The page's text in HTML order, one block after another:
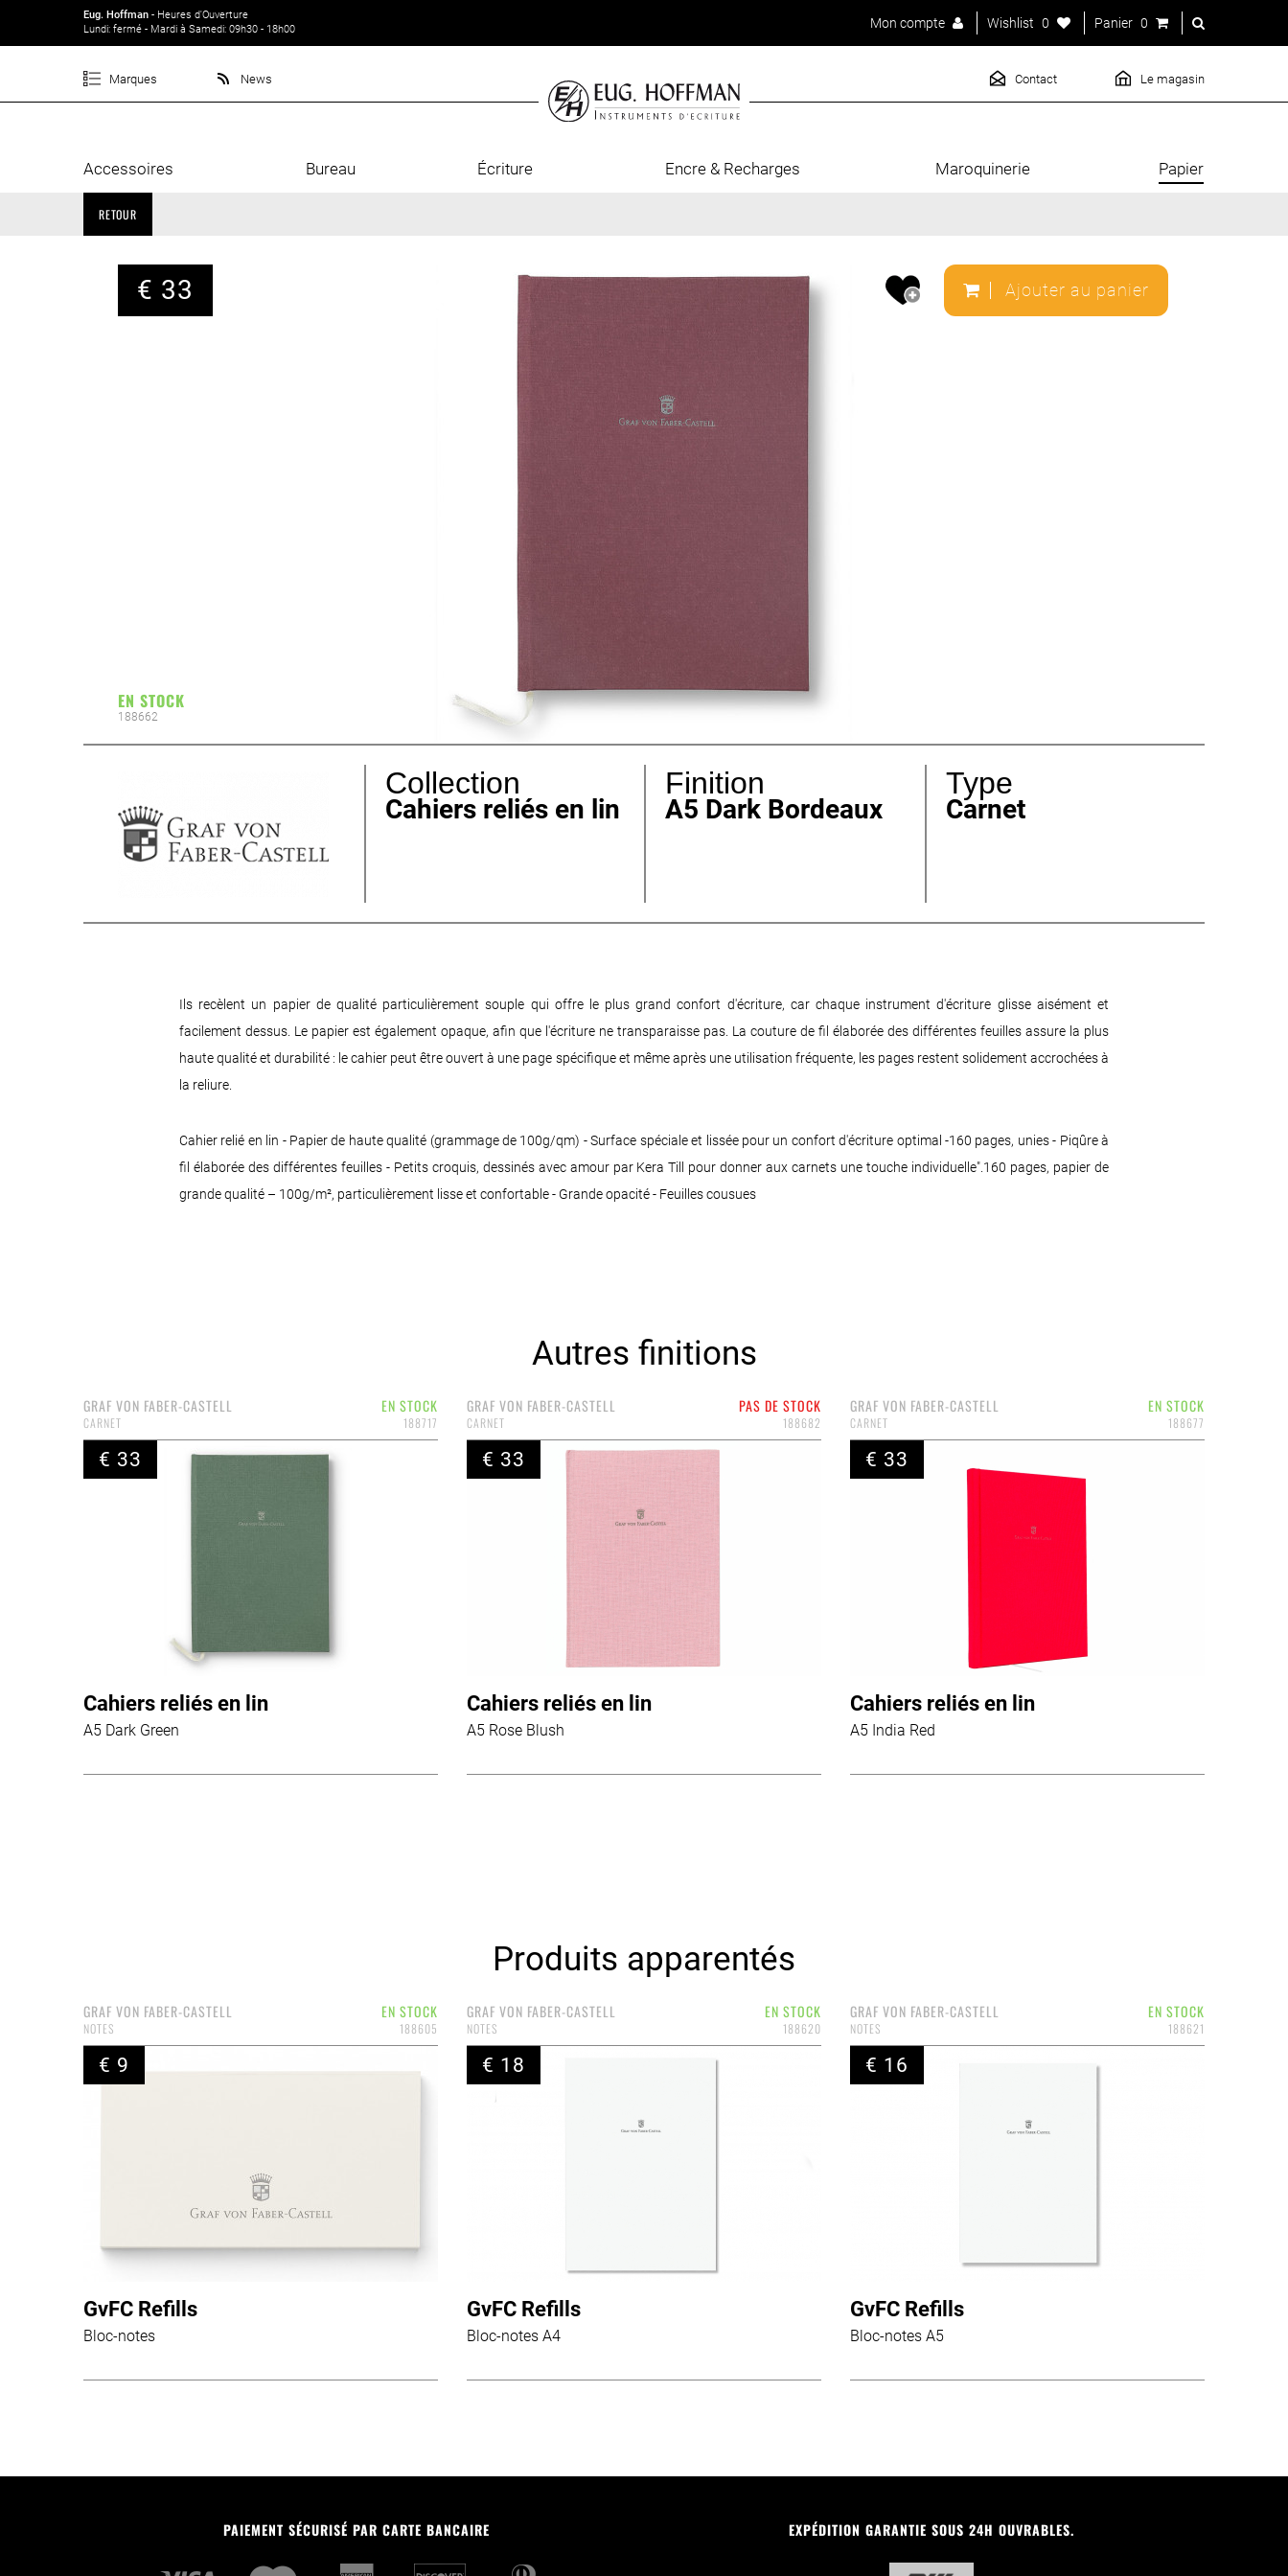
Eug. Hoffman - Heures d'Ouverture
Lundi: fermé - Mardi à Samedi: 09h30 - 18h00
Panier 0
Wishlist 0
Mon compte
Marques News Le magasin
Contact
Accessoires Bureau Écriture Encre & Recharges Maroquinerie Papier
RETOUR
€ 33 Ajouter au panier
EN STOCK
188662
Collection
Cahiers reliés en lin
Finition
A5 Dark Bordeaux
Type
Carnet
Ils recèlent un papier de qualité particulièrement souple qui offre le plus grand confort d'écriture, car chaque instrument d'écriture glisse aisément et
facilement dessus. Le papier est également opaque, afin que l'écriture ne transparaisse pas. La couture de fil élaborée des différentes feuilles assure la plus
haute qualité et durabilité : le cahier peut être ouvert à une page spécifique et même après une utilisation fréquente, les pages restent solidement accrochées à
la reliure.
Cahier relié en lin - Papier de haute qualité (grammage de 100g/qm) - Surface spéciale et lissée pour un confort d'écriture optimal -160 pages, unies - Piqûre à
fil élaborée des différentes feuilles - Petits croquis, dessinés avec amour par Kera Till pour donner aux carnets une touche individuelle".160 pages, papier de
grande qualité – 100g/m², particulièrement lisse et confortable - Grande opacité - Feuilles cousues
Autres finitions
EN STOCK
GRAF VON FABER-CASTELL
188717
CARNET
€ 33
Cahiers reliés en lin
A5 Dark Green
PAS DE STOCK
GRAF VON FABER-CASTELL
188682
CARNET
€ 33
Cahiers reliés en lin
A5 Rose Blush
EN STOCK
GRAF VON FABER-CASTELL
188677
CARNET
€ 33
Cahiers reliés en lin
A5 India Red
Produits apparentés
EN STOCK
GRAF VON FABER-CASTELL
188605
NOTES
€ 9
GvFC Refills
Bloc-notes
EN STOCK
GRAF VON FABER-CASTELL
188620
NOTES
€ 18
GvFC Refills
Bloc-notes A4
EN STOCK
GRAF VON FABER-CASTELL
188621
NOTES
€ 16
GvFC Refills
Bloc-notes A5
PAIEMENT SÉCURISÉ PAR CARTE BANCAIRE EXPÉDITION GARANTIE SOUS 24H OUVRABLES.